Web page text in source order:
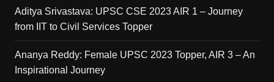
Aditya Srivastava: UPSC CSE 2023 AIR 1 – Journey
from IIT to Civil Services Topper
Ananya Reddy: Female UPSC 2023 Topper, AIR 3 – An
Inspirational Journey